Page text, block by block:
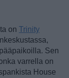
on Trinity
Sen
varrella on
House